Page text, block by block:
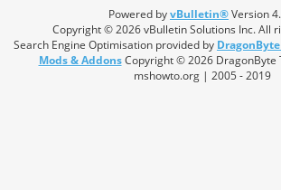
Powered byvBulletin®Version
Copyright © 2026 vBulletin Solutions Inc. All
Search Engine Optimisation provided by DragonByte
Mods & AddonsCopyright © 2026 DragonByte
mshowto.org | 2005 - 2019